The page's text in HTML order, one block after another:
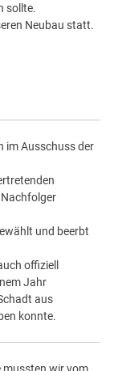
sollte.
Neubau statt.
im Ausschuss der
und beerbt
offiziell
Jahr
aus
konnte.